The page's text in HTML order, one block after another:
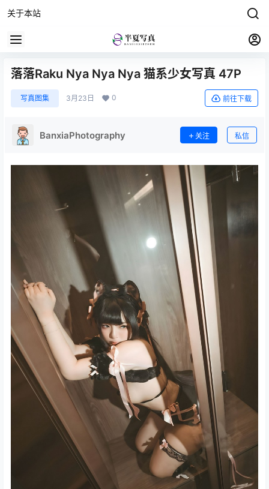
关于本站
落落Raku Nya Nya Nya 猫系少女写真 47P
写真图集 3月23日 0 前往下载
BanxiaPhotography 关注 私信